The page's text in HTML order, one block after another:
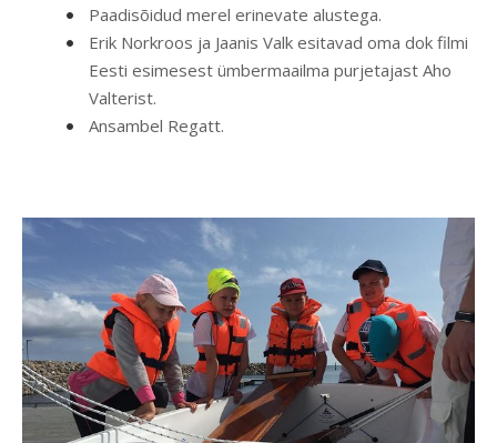
Paadisõidud merel erinevate alustega.
Erik Norkroos ja Jaanis Valk esitavad oma dok filmi
Eesti esimesest ümbermaailma purjetajast Aho
Valterist.
Ansambel Regatt.